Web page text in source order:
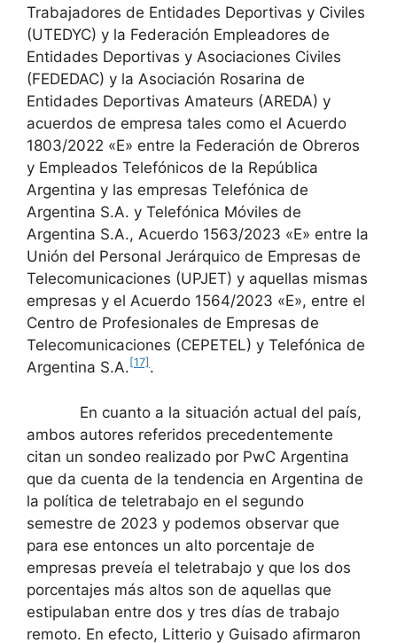
Trabajadores de Entidades Deportivas y Civiles
(UTEDYC) y la Federación Empleadores de
Entidades Deportivas y Asociaciones Civiles
(FEDEDAC) y la Asociación Rosarina de
Entidades Deportivas Amateurs (AREDA) y
acuerdos de empresa tales como el Acuerdo
1803/2022 «E» entre la Federación de Obreros
y Empleados Telefónicos de la República
Argentina y las empresas Telefónica de
Argentina S.A. y Telefónica Móviles de
Argentina S.A., Acuerdo 1563/2023 «E» entre la
Unión del Personal Jerárquico de Empresas de
Telecomunicaciones (UPJET) y aquellas mismas
empresas y el Acuerdo 1564/2023 «E», entre el
Centro de Profesionales de Empresas de
Telecomunicaciones (CEPETEL) y Telefónica de
Argentina S.A. [17] .
En cuanto a la situación actual del país,
ambos autores referidos precedentemente
citan un sondeo realizado por PwC Argentina
que da cuenta de la tendencia en Argentina de
la política de teletrabajo en el segundo
semestre de 2023 y podemos observar que
para ese entonces un alto porcentaje de
empresas preveía el teletrabajo y que los dos
porcentajes más altos son de aquellas que
estipulaban entre dos y tres días de trabajo
remoto. En efecto, Litterio y Guisado afirmaron